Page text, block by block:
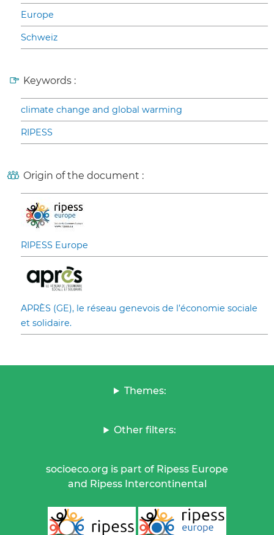
Europe
Schweiz
Keywords :
climate change and global warming
RIPESS
Origin of the document :
RIPESS Europe
APRÈS (GE), le réseau genevois de l’économie sociale
et solidaire.
Themes:
Other filters:
socioeco.org is part of Ripess Europe
and Ripess Intercontinental